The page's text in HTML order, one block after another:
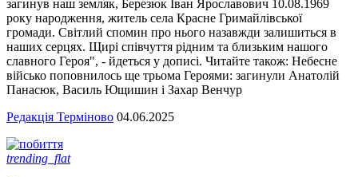
загинув наш земляк, Березюк Іван Ярославович 10.08.1969
року народження, житель села Красне Гримайлівської
громади. Світлий спомин про нього назавжди залишиться в
наших серцях. Щирі співчуття рідним та близьким нашого
славного Героя", - йдеться у дописі. Читайте також: Небесне
військо поповнилось ще трьома Героями: загинули Анатолій
Панасюк, Василь Ющишин і Захар Венчур
Редакція Терміново 04.06.2025
trending_flat